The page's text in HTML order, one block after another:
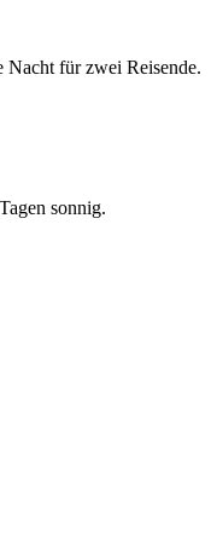
Nacht für zwei Reisende.
sonnig.